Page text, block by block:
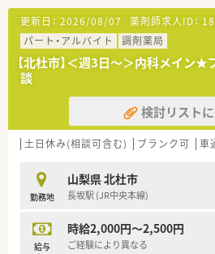
更新日： 2026/08/07 薬剤師求人ID：
パート・アルバイト
調剤薬局
【北杜市】＜週3日～＞内科メイン
談
検討リスト
土日休み(相談可含む) ブランク可 車
勤務地
山梨県 北杜市
長坂駅 (JR中央本線)
給与
時給2,000円～2,500円
ご経験により異なる